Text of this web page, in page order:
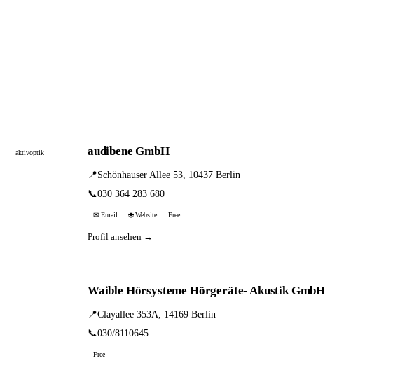
aktivoptik audibene GmbH
📍Schönhauser Allee 53, 10437 Berlin
📞030 364 283 680
✉ Email 🌐 Website Free
Profil ansehen →
Waible Hörsysteme Hörgeräte- Akustik GmbH
📍Clayallee 353A, 14169 Berlin
📞030/8110645
Free